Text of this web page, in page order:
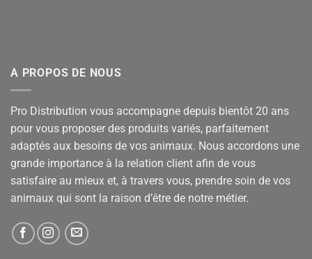
A PROPOS DE NOUS
Pro Distribution vous accompagne depuis bientôt 20 ans
pour vous proposer des produits variés, parfaitement
adaptés aux besoins de vos animaux. Nous accordons une
grande importance à la relation client afin de vous
satisfaire au mieux et, à travers vous, prendre soin de vos
animaux qui sont la raison d’être de notre métier.